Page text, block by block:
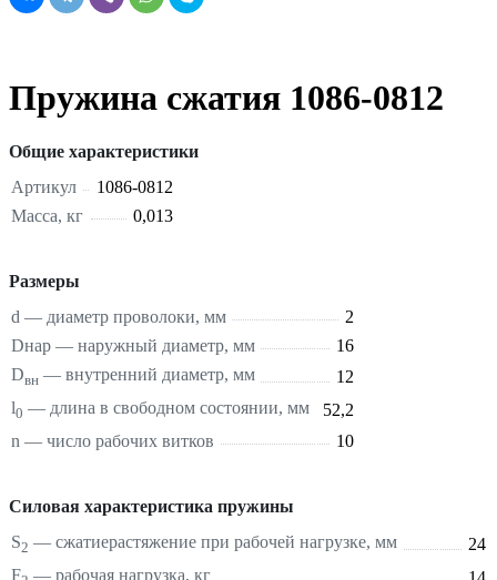
Пружина сжатия 1086-0812
Общие характеристики
Артикул
1086-0812
Масса, кг
0,013
Размеры
d — диаметр проволоки, мм
2
Dнар — наружный диаметр, мм
16
Dвн — внутренний диаметр, мм
12
l0 — длина в свободном состоянии, мм
52,2
n — число рабочих витков
10
Силовая характеристика пружины
S2 — сжатиерастяжение при рабочей нагрузке, мм
24
F
— рабочая нагрузка, кг